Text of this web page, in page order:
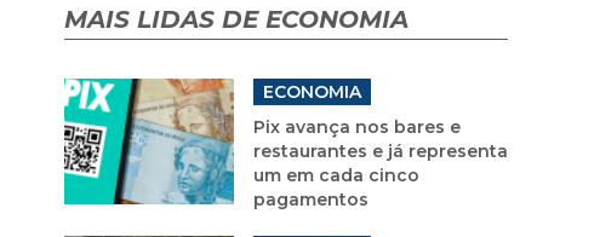
MAIS LIDAS DE ECONOMIA
ECONOMIA
Pix avança nos bares e
restaurantes e já representa
um em cada cinco
pagamentos